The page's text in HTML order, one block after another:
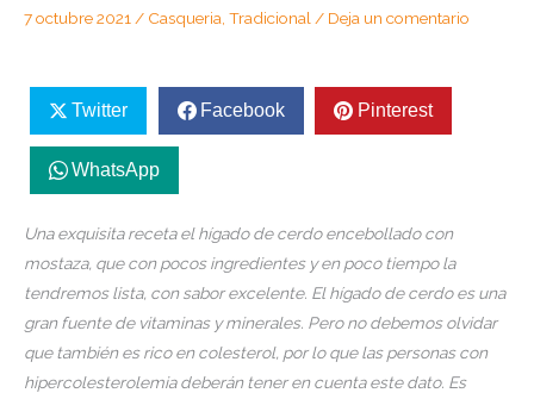
7 octubre 2021/ Casqueria, Tradicional/ Deja un comentario
Twitter Facebook Pinterest
WhatsApp
Una exquisita receta el hígado de cerdo encebollado con
mostaza, que con pocos ingredientes y en poco tiempo la
tendremos lista, con sabor excelente. El hígado de cerdo es una
gran fuente de vitaminas y minerales. Pero no debemos olvidar
que también es rico en colesterol, por lo que las personas con
hipercolesterolemia deberán tener en cuenta este dato. Es